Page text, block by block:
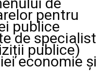
pentru
publice
de specialist
publice)
economie și